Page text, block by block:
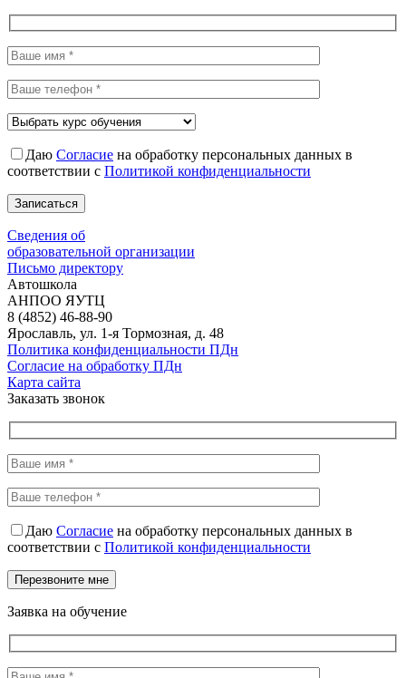
Даю Согласие на обработку персональных данных в
соответствии с Политикой конфиденциальности
Сведения об
образовательной организации
Письмо директору
Автошкола
АНПОО ЯУТЦ
8 (4852) 46-88-90
Ярославль, ул. 1-я Тормозная, д. 48
Политика конфиденциальности ПДн
Согласие на обработку ПДн
Карта сайта
Заказать звонок
Даю Согласие на обработку персональных данных в
соответствии с Политикой конфиденциальности
Заявка на обучение